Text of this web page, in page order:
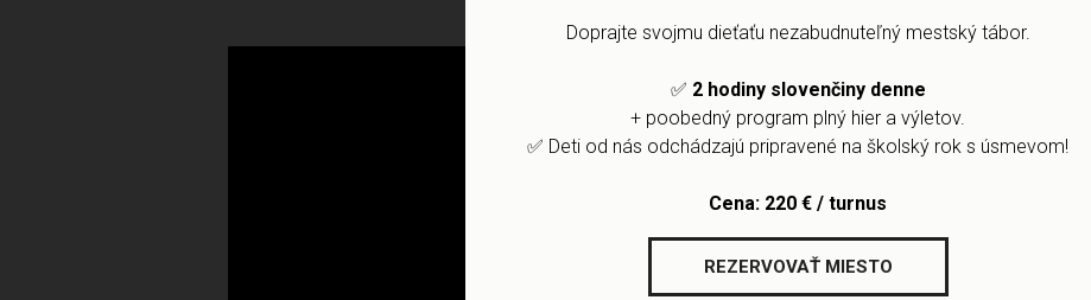
Doprajte svojmu dieťaťu nezabudnuteľný mestský tábor.
✅ 2 hodiny slovenčiny denne
+ poobedný program plný hier a výletov.
✅ Deti od nás odchádzajú pripravené na školský rok s úsmevom!
Cena: 220 € / turnus
REZERVOVAŤ MIESTO